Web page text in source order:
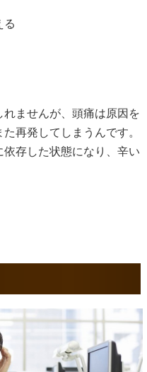
る
ませんが、頭痛は原因を
再発してしまうんです。
存した状態になり、辛い